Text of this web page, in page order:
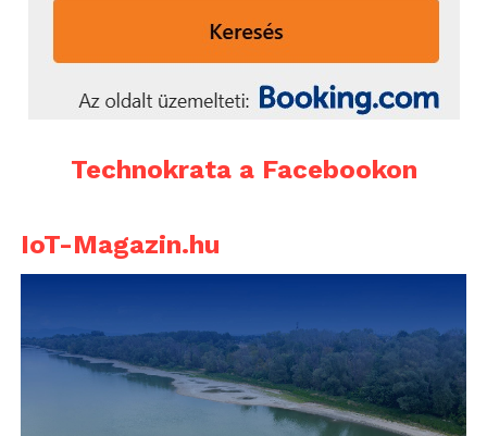
Technokrata a Facebookon
IoT-Magazin.hu